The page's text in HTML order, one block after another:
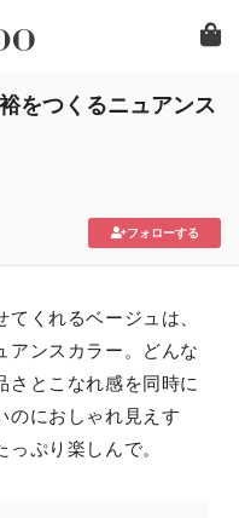
をつくるニュアンス
フォローする
くれるベージュは、
アンスカラー。どんな
さとこなれ感を同時に
のにおしゃれ見えす
ぷり楽しんで。